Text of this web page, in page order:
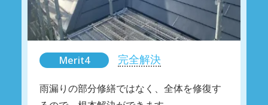
Merit4 完全解決
雨漏りの部分修繕ではなく、全体を修復す